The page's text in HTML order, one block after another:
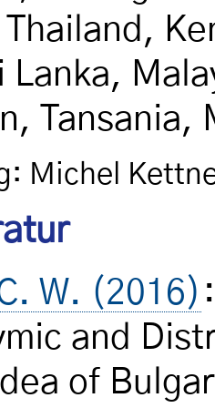
Thailand,
Lanka,
Tansania,
Michel
W. (2016)
and
of